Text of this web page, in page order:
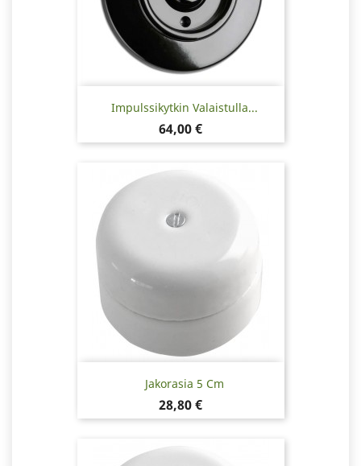
Impulssikytkin Valaistulla...
Hinta
64,00 €
Jakorasia 5 Cm
Hinta
28,80 €